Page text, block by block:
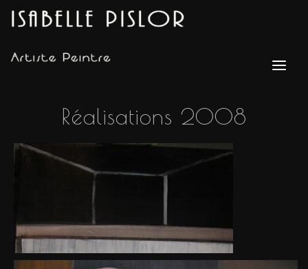
Réalisations 2008